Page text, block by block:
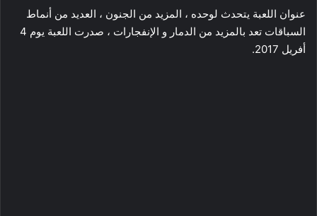
عنوان اللعبة يتحدث لوحده ، المزيد من الجنون ، العديد من أنماط
السباقات تعد بالمزيد من الدمار و الإنفجارات ، صدرت اللعبة يوم 4
أفريل 2017.